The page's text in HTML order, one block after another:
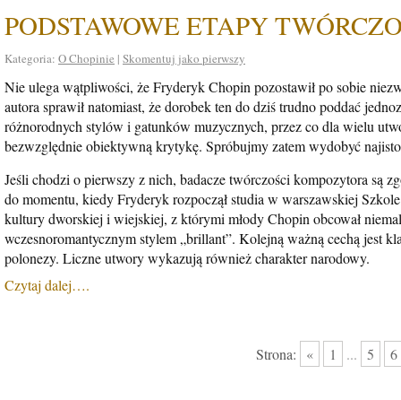
PODSTAWOWE ETAPY
Kategoria: O Chopinie | Skomentuj jako pierwszy
Nie ulega wątpliwości, że Fryderyk Chopin pozostawił po sobie
autora sprawił natomiast, że dorobek ten do dziś trudno poddać
różnorodnych stylów i gatunków muzycznych, przez co dla wielu
bezwzględnie obiektywną krytykę. Spróbujmy zatem wydobyć
Jeśli chodzi o pierwszy z nich, badacze twórczości kompozytora są
do momentu, kiedy Fryderyk rozpoczął studia w warszawskiej
kultury dworskiej i wiejskiej, z którymi młody Chopin obcował
wczesnoromantycznym stylem „brillant”. Kolejną ważną cechą jest
polonezy. Liczne utwory wykazują również charakter narodowy.
Czytaj dalej….
Strona: « 1 ... 5 6